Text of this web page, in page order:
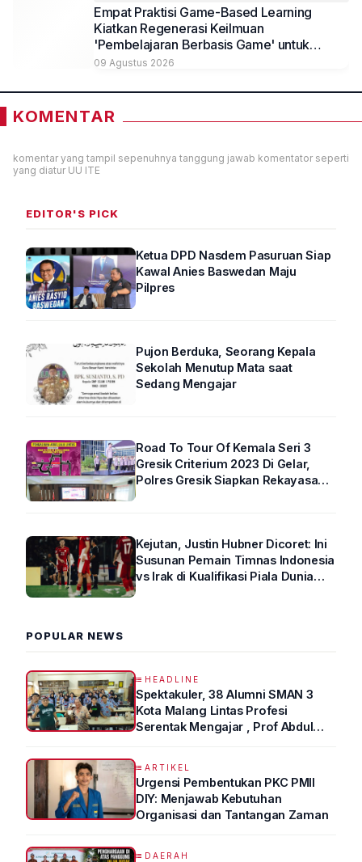
Empat Praktisi Game-Based Learning
Kiatkan Regenerasi Keilmuan
'Pembelajaran Berbasis Game' untuk
Mahasiswa Psikologi Universitas
09 Agustus 2026
KOMENTAR
komentar yang tampil sepenuhnya tanggung jawab komentator seperti
yang diatur UU ITE
EDITOR'S PICK
Ketua DPD Nasdem Pasuruan Siap
Kawal Anies Baswedan Maju
Pilpres
Pujon Berduka, Seorang Kepala
Sekolah Menutup Mata saat
Sedang Mengajar
Road To Tour Of Kemala Seri 3
Gresik Criterium 2023 Di Gelar,
Polres Gresik Siapkan Rekayasa
Kejutan, Justin Hubner Dicoret: Ini
Susunan Pemain Timnas Indonesia
vs Irak di Kualifikasi Piala Dunia
POPULAR NEWS
HEADLINE
Spektakuler, 38 Alumni SMAN 3
Kota Malang Lintas Profesi
Serentak Mengajar , Prof Abdul
ARTIKEL
Urgensi Pembentukan PKC PMII
DIY: Menjawab Kebutuhan
Organisasi dan Tantangan Zaman
DAERAH